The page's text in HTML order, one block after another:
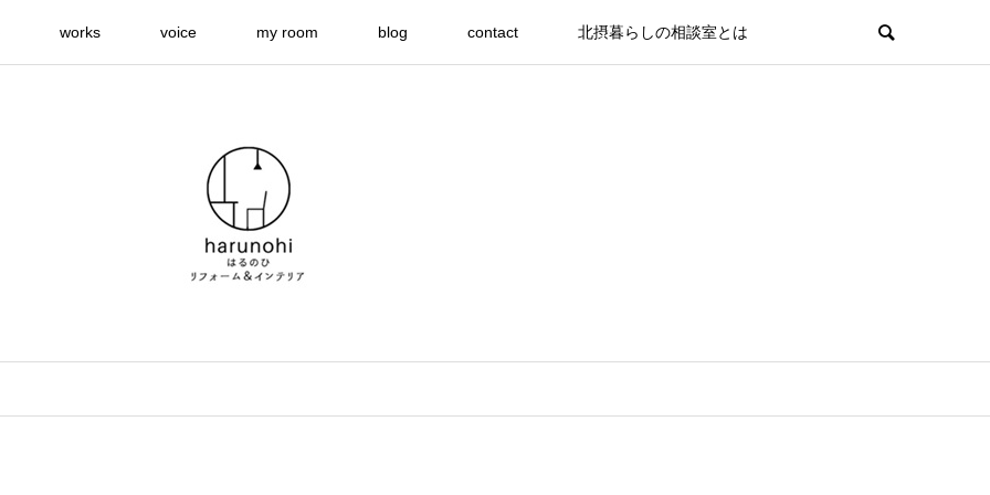
works voice my room blog contact 北摂暮らしの相談室とは